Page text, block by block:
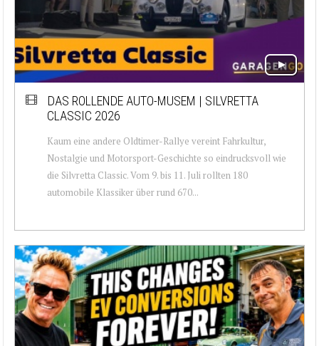
DAS ROLLENDE AUTO-MUSEM | SILVRETTA
CLASSIC 2026
Kaum eine andere Oldtimer-Rallye vereint Fahrkultur,
Nostalgie und Motorsport-Geschichte so eindrucksvoll wie
die Silvretta Classic. Vom 9. bis 11. Juli rollten 180
automobile Klassiker über rund 670...